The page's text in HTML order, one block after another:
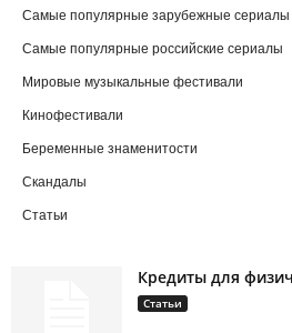
Самые популярные зарубежные сериалы
Самые популярные российские сериалы
Мировые музыкальные фестивали
Кинофестивали
Беременные знаменитости
Скандалы
Статьи
Кредиты для
Статьи